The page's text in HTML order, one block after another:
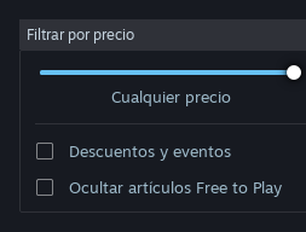
Iniciar sesión
Filtrar por precio
Cualquier precio
Descuentos y eventos
Ocultar artículos Free to Play
Desarrollador: Egea Game